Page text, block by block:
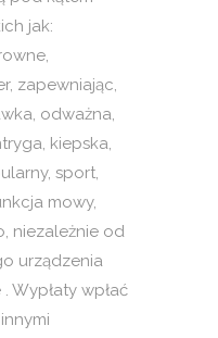
jak:
zapewniając,
odważna,
kiepska,
sport,
mowy,
niezależnie od
urządzenia
Wypłaty wpłać